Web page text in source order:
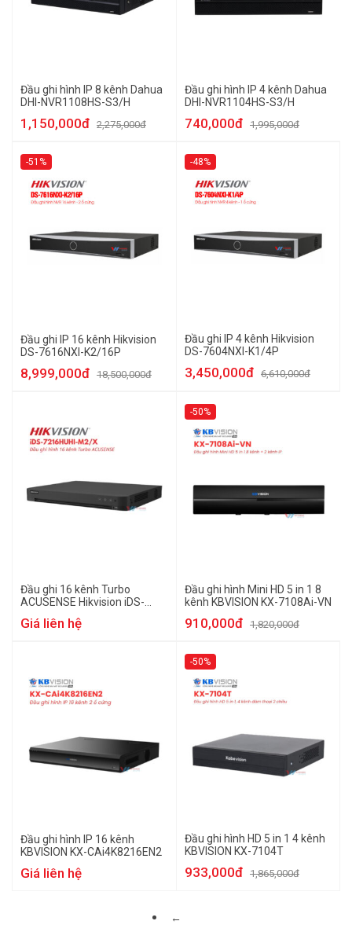
Đầu ghi hình IP 8 kênh Dahua
DHI-NVR1108HS-S3/H
1,150,000đ 2,275,000đ
Đầu ghi hình IP 4 kênh Dahua
DHI-NVR1104HS-S3/H
740,000đ 1,995,000đ
-51%
Đầu ghi IP 16 kênh Hikvision
DS-7616NXI-K2/16P
8,999,000đ 18,500,000đ
-48%
Đầu ghi IP 4 kênh Hikvision
DS-7604NXI-K1/4P
3,450,000đ 6,610,000đ
Đầu ghi 16 kênh Turbo
ACUSENSE Hikvision iDS-
Giá liên hệ
-50%
Đầu ghi hình Mini HD 5 in 1 8
kênh KBVISION KX-7108Ai-VN
910,000đ 1,820,000đ
Đầu ghi hình IP 16 kênh
KBVISION KX-CAi4K8216EN2
Giá liên hệ
-50%
Đầu ghi hình HD 5 in 1 4 kênh
KBVISION KX-7104T
933,000đ 1,865,000đ
←